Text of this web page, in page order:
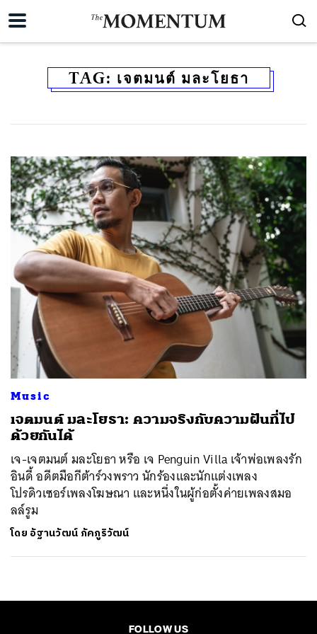
TAG: เจตมนต์ มละโยธา
Music
เจตมนต์ มละโยธา: ความจริงกับความฝันที่ไป
ด้วยกันได้
เจ-เจตมนต์ มละโยธา หรือ เจ Penguin Villa เจ้าพ่อเพลงรัก
อินดี้ อดีตมือกีต้าร์วงพราว นักร้องและนักแต่งเพลง
โปรดิวเซอร์เพลงโฆษณา และหนึ่งในผู้ก่อตั้งค่ายเพลงสมอ
ลล์รูม
โดย อัฐานวัฒน์ ภัคภูริวัฒน์
FOLLOW US
ค้นหา
SHARE TWEET LINE